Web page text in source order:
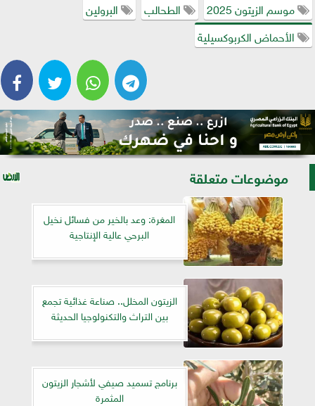
موسم الزيتون 2025 الطحالب
البرولين
الأحماض الكربوكسيلية
موضوعات متعلقة
المغرة: وعد بالخير من فسائل نخيل
البرحي عالية الإنتاجية
الزيتون المخلل.. صناعة غذائية تجمع
بين التراث والتكنولوجيا الحديثة
برنامج تسميد صيفي لأشجار الزيتون
المثمرة